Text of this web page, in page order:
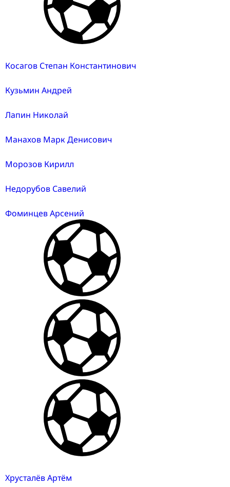
Косагов Степан Константинович
Кузьмин Андрей
Лапин Николай
Манахов Марк Денисович
Морозов Кирилл
Недорубов Савелий
Фоминцев Арсений
Хрусталёв Артём